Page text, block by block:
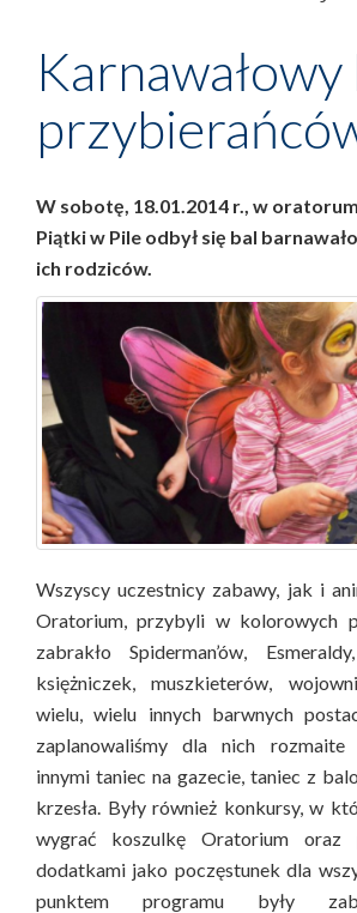
Karnawałowy
W sobotę, 18.01.2014 r., w
Piątki w Pile odbył się bal
ich rodziców.
Wszyscy uczestnicy zabawy, jak i
Oratorium, przybyli w kolorowych
zabrakło Spiderman’ów,
księżniczek, muszkieterów,
wielu, wielu innych barwnych
zaplanowaliśmy dla nich rozmaite
innymi taniec na gazecie, taniec z
krzesła. Były również konkursy, w
wygrać koszulkę Oratorium
dodatkami jako poczęstunek dla
punktem programu były